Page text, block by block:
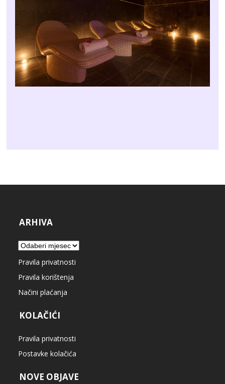
ARHIVA
Arhiva
Pravila privatnosti
Pravila korištenja
Načini plaćanja
KOLAČIĆI
Pravila privatnosti
Postavke kolačića
NOVE OBJAVE